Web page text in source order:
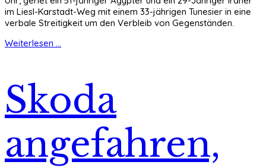
im Liesl-Karstadt-Weg mit einem 33-jährigen Tunesier in eine
verbale Streitigkeit um den Verbleib von Gegenständen.
Weiterlesen ...
Skoda
angefahren,